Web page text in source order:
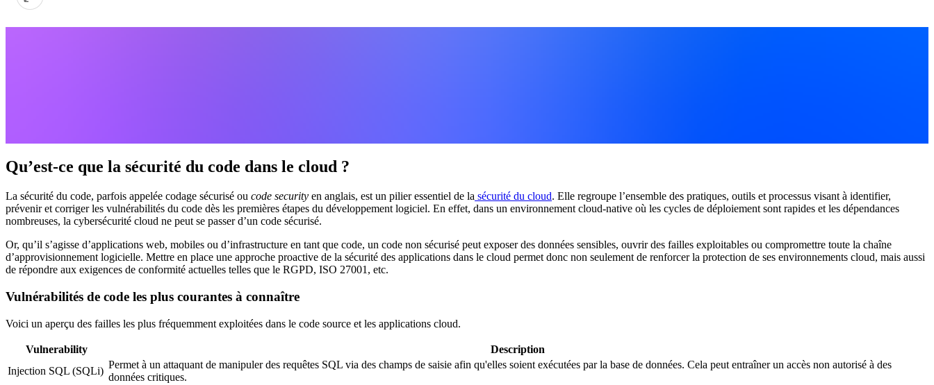
Qu’est-ce que la sécurité du code dans le cloud ?
La sécurité du code, parfois appelée codage sécurisé ou code security en anglais, est un pilier essentiel de la sécurité du cloud. Elle regroupe l’ensemble des pratiques, outils et processus visant à identifier,
prévenir et corriger les vulnérabilités du code dès les premières étapes du développement logiciel. En effet, dans un environnement cloud-native où les cycles de déploiement sont rapides et les dépendances
nombreuses, la cybersécurité cloud ne peut se passer d’un code sécurisé.
Or, qu’il s’agisse d’applications web, mobiles ou d’infrastructure en tant que code, un code non sécurisé peut exposer des données sensibles, ouvrir des failles exploitables ou compromettre toute la chaîne
d’approvisionnement logicielle. Mettre en place une approche proactive de la sécurité des applications dans le cloud permet donc non seulement de renforcer la protection de ses environnements cloud, mais aussi
de répondre aux exigences de conformité actuelles telles que le RGPD, ISO 27001, etc.
Vulnérabilités de code les plus courantes à connaître
Voici un aperçu des failles les plus fréquemment exploitées dans le code source et les applications cloud.
Vulnerability
Description
Injection SQL (SQLi)
Permet à un attaquant de manipuler des requêtes SQL via des champs de saisie afin qu'elles soient exécutées par la base de données. Cela peut entraîner un accès non autorisé à des
données critiques.